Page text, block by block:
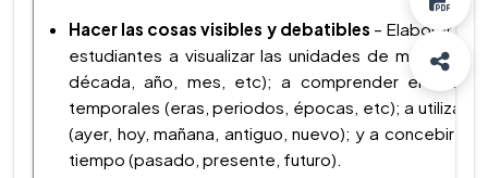
Hacer las cosas visibles y debatibles – Elaborar
estudiantes a visualizar las unidades de medida
década, año, mes, etc); a comprender el
temporales (eras, periodos, épocas, etc); a utilizar
(ayer, hoy, mañana, antiguo, nuevo); y a concebir
tiempo (pasado, presente, futuro).